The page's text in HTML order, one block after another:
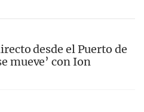
desde el Puerto de
mueve’ con Ion